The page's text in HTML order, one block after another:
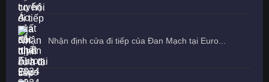
Nhận định cửa đi tiếp của Đan Mạch tại Euro...